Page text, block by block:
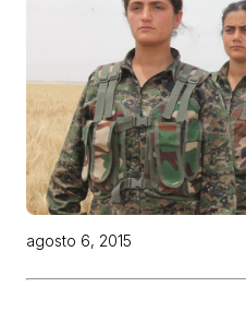
agosto 6, 2015